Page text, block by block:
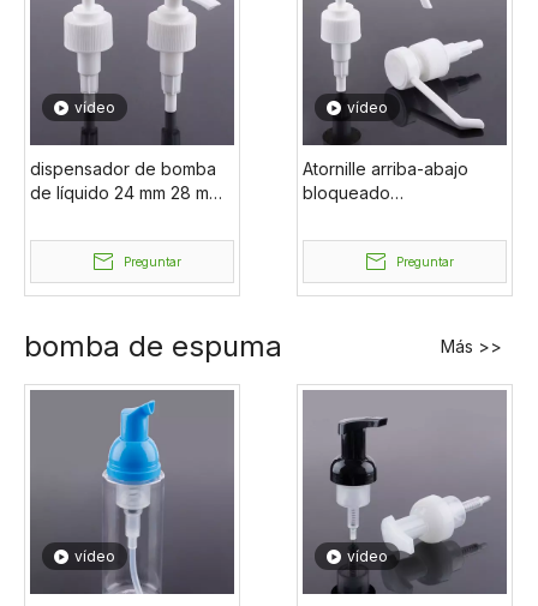
vídeo
dispensador de bomba
de líquido 24 mm 28 mm
blanca con tapa de
botella sin derrames
24/410
Preguntar
vídeo
Atornille arriba-abajo
bloqueado
Friendly Liquid Factory
OEM ODM Alta calidad
28/410 24/410 Fabricante
Preguntar
bomba de espuma Más >>
vídeo vídeo